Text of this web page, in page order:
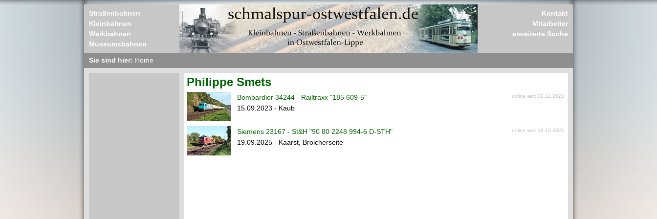
Straßenbahnen
Kleinbahnen
Werkbahnen
Museumsbahnen
Kontakt
Mitarbeiter
erweiterte Suche
Sie sind hier: Home
Philippe Smets
Bombardier 34244 - Railtraxx "185 609-5" online seit: 02.12.2023
15.09.2023 - Kaub
Siemens 23167 - St&H "90 80 2248 994-6 D-STH" online seit: 18.10.2025
19.09.2025 - Kaarst, Broicherseite